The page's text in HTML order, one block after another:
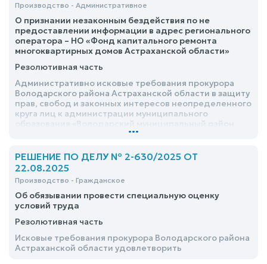
Производство - Административное
О признании незаконным бездействия по не
предоставлении информации в адрес регионального
оператора – НО «Фонд капитального ремонта
многоквартирных домов Астраханской области»
Резолютивная часть
Административно исковые требования прокурора
Володарского района Астраханской области в защиту
прав, свобод и законных интересов неопределенного
круга лиц к администрации муниципального
Астраханской области» - удовлетворить
...
РЕШЕНИЕ ПО ДЕЛУ № 2-630/2025 ОТ
22.08.2025
Производство - Гражданское
Об обязывании провести специальную оценку
условий труда
Резолютивная часть
Исковые требования прокурора Володарского района
Астраханской области удовлетворить